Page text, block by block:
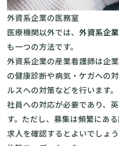
外資系企業の医務室
医療機関以外では、 外資系企
も一つの方法です。
外資系企業の産業看護師は企
の健康診断や病気・ケガへの
ルスへの対策などを行います。
社員への対応が必要であり、
す。ただし、募集は頻繁にあ
求人を確認するとよいでしょう